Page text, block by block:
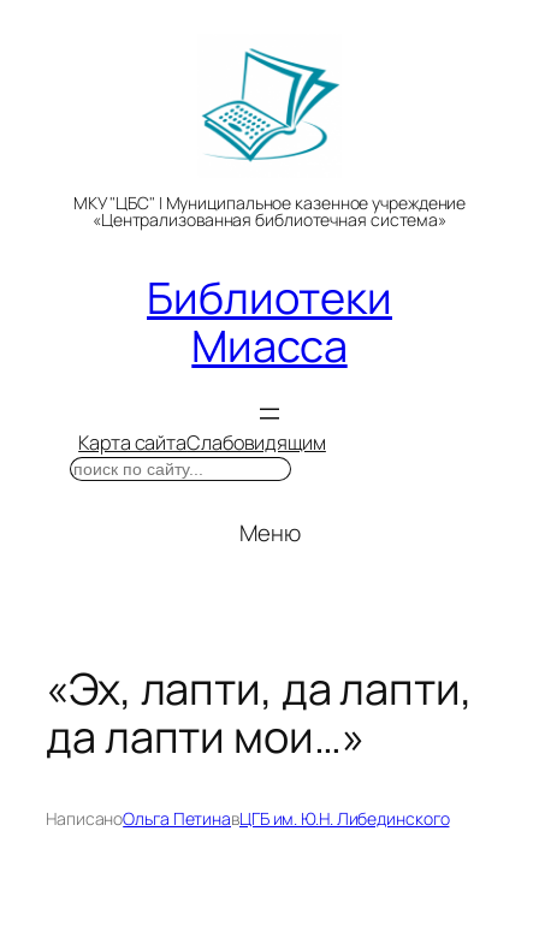
МКУ "ЦБС" | Муниципальное казенное учреждение
«Централизованная библиотечная система»
Библиотеки
Миасса
Карта сайтаСлабовидящим
Поиск
Меню
«Эх, лапти, да лапти,
да лапти мои…»
НаписаноОльга ПетинавЦГБ им. Ю.Н. Либединского